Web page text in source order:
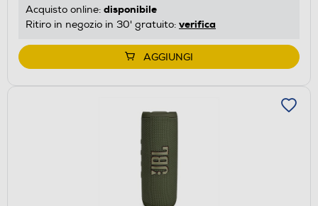
Acquisto online: disponibile
Ritiro in negozio in 30' gratuito: verifica
AGGIUNGI